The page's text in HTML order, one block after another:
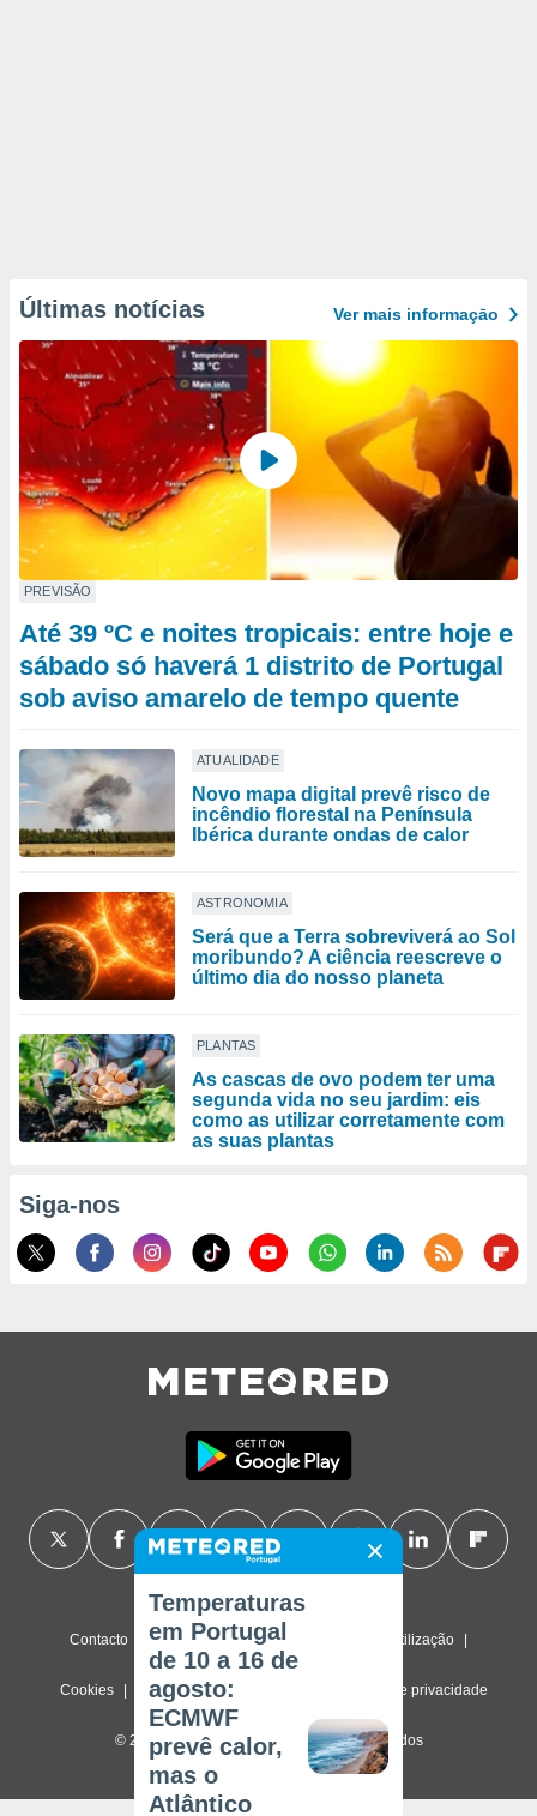
Últimas notícias Ver mais informaçāo
PREVISÃO
Até 39 ºC e noites tropicais: entre hoje e
sábado só haverá 1 distrito de Portugal
sob aviso amarelo de tempo quente
ATUALIDADE
Novo mapa digital prevê risco de
incêndio florestal na Península
Ibérica durante ondas de calor
ASTRONOMIA
Será que a Terra sobreviverá ao Sol
moribundo? A ciência reescreve o
último dia do nosso planeta
PLANTAS
As cascas de ovo podem ter uma
segunda vida no seu jardim: eis
como as utilizar corretamente com
as suas plantas
Siga-nos
Contacto Sobre nós FAQ Termos de utilização
Cookies Política de privacidade Definições de privacidade
© 2026 Meteored. Todos os direitos reservados
Temperaturas
em Portugal
de 10 a 16 de
agosto:
ECMWF
prevê calor,
mas o
Atlântico